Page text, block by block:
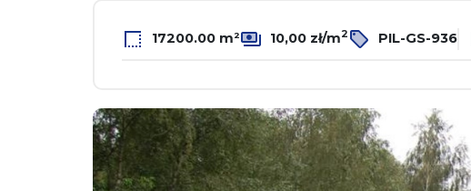
17200.00 m² 10,00 zł/m2 PIL-GS-936